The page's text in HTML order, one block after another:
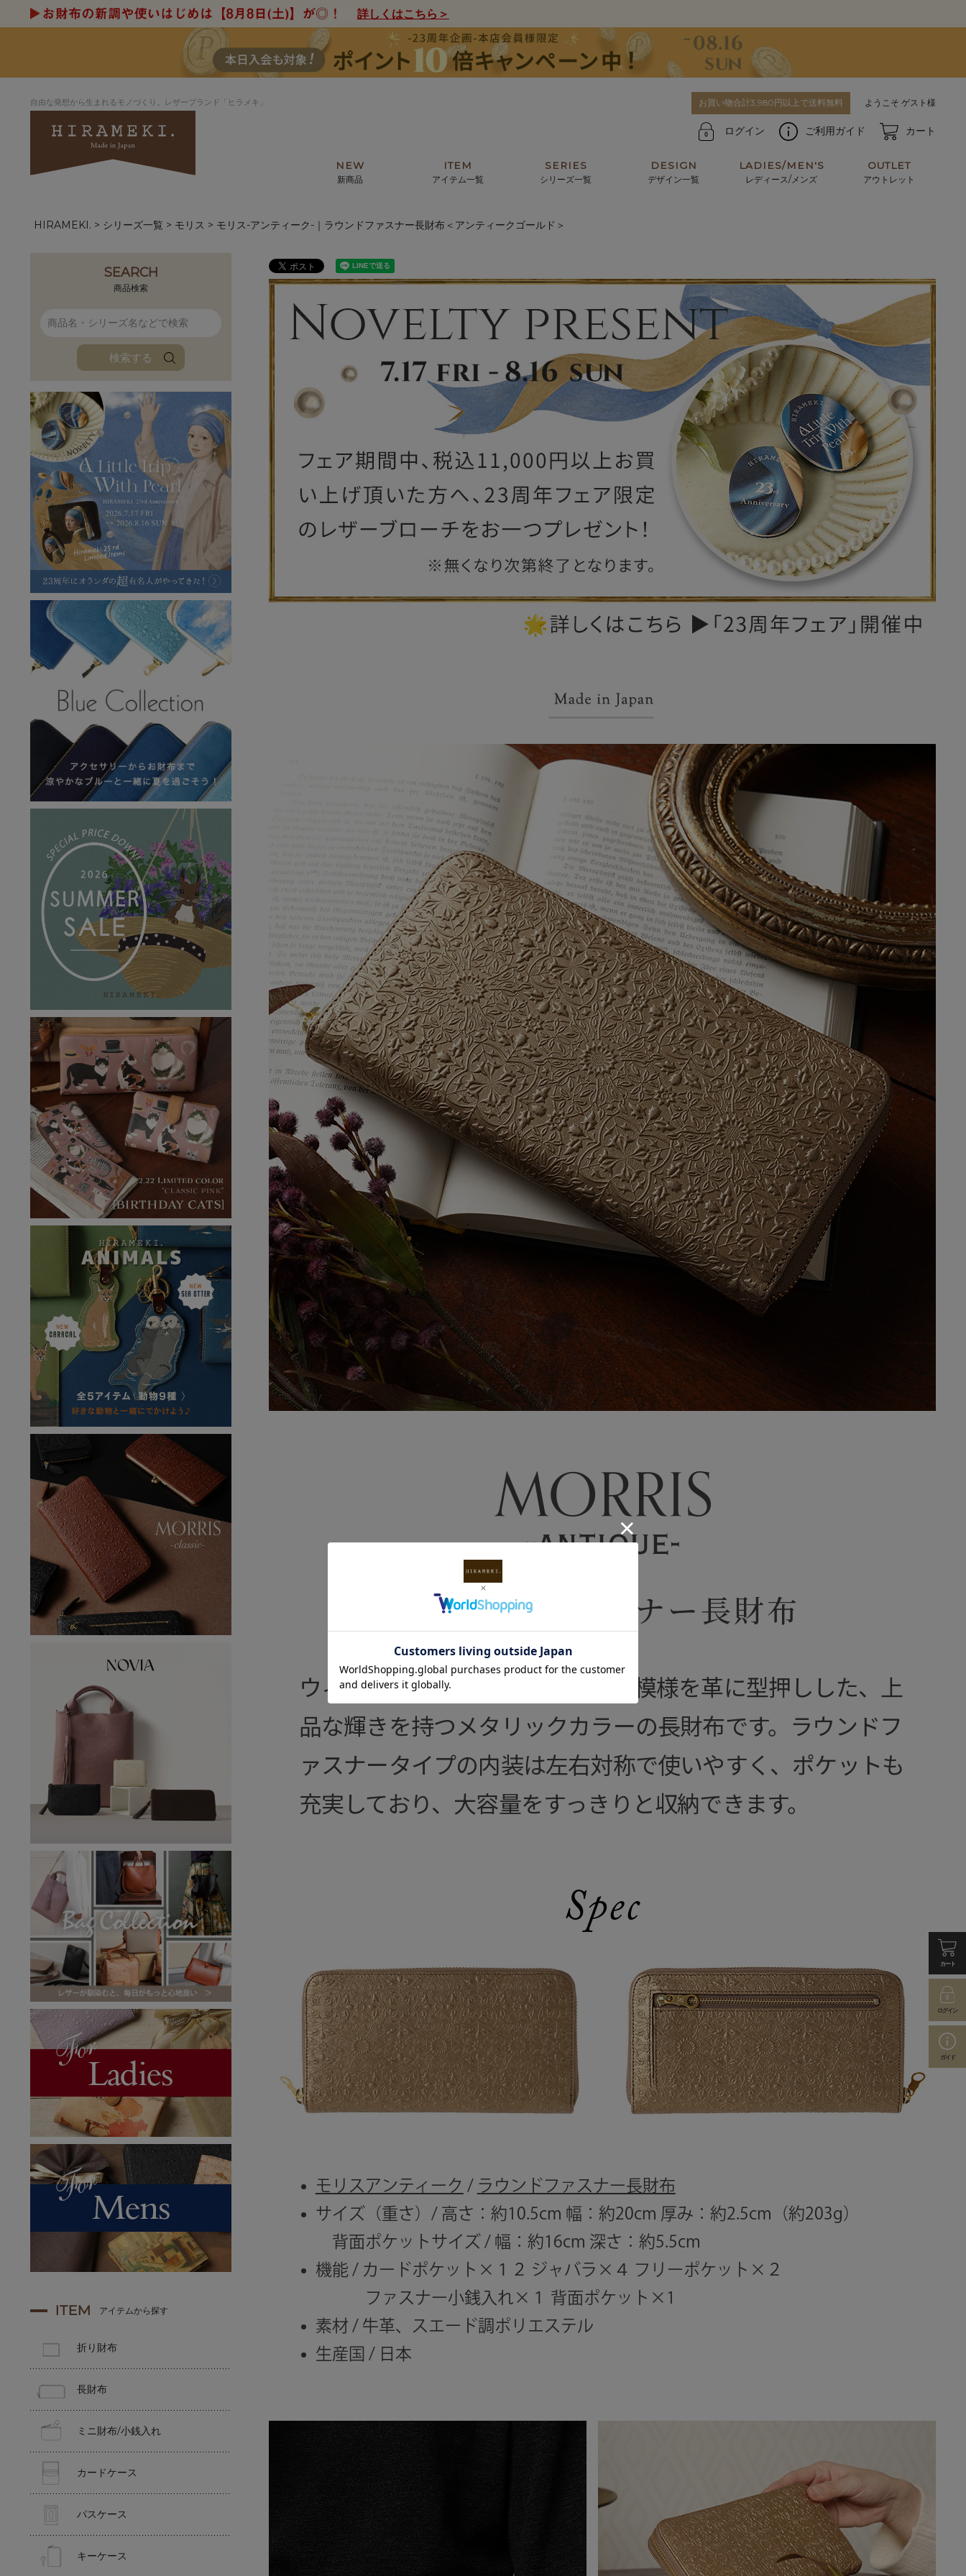
詳しくはこちら＞
自由な発想から生まれるモノづくり。レザーブランド「ヒラメキ」 お買い物合計3,980円以上で送料無料 ようこそ ゲスト様
ログイン ご利用ガイド カート
NEW
新商品
ITEM
アイテム一覧
長財布 パスケース
バッグ チャーム・キーホルダー アクセサリー レザーケア用品 その他
SERIES
シリーズ一覧
シーナリーオブザコメット
ブルーアート シャーク ルリユール
アニマルズ
イタリアンレザー ブライトン
ローダ アートレザーバッグ
アートフラグメント
ハレノヒプロジェクト
DESIGN
デザイン一覧
アートから探す マテリアルから探す
LADIES/MEN'S
レディース/メンズ
For ladies
OUTLET
アウトレット
HIRAMEKI. シリーズ一覧 モリス モリス-アンティーク-｜ラウンドファスナー長財布＜アンティークゴールド＞
SEARCH
商品検索
検索する
ITEM アイテムから探す
折り財布
長財布
ミニ財布/小銭入れ
カードケース
パスケース
キーケース
ラウンドファスナー長財布
ウィリアム・モリスの美しい植物模様を革に型押しした、上
品な輝きを持つメタリックカラーの長財布です。ラウンドフ
ァスナータイプの内装は左右対称で使いやすく、ポケットも
充実しており、大容量をすっきりと収納できます。
Spec
モリスアンティーク / ラウンドファスナー長財布
サイズ（重さ）/ 高さ：約10.5cm 幅：約20cm 厚み：約2.5cm（約203g）
背面ポケットサイズ / 幅：約16cm 深さ：約5.5cm
機能 / カードポケット×１２ ジャバラ×４ フリーポケット×２
ファスナー小銭入れ×１ 背面ポケット×1
素材 / 牛革、スエード調ポリエステル
生産国 / 日本
カート
ログイン
ガイド